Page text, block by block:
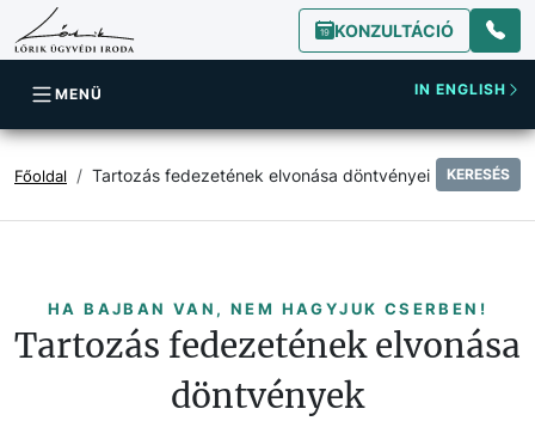
KONZULTÁCIÓ
MENÜ IN ENGLISH
Főoldal Tartozás fedezetének elvonása döntvényei KERESÉS
HA BAJBAN VAN, NEM HAGYJUK CSERBEN!
Tartozás fedezetének elvonása
döntvények